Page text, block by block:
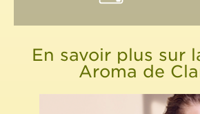
En savoir plus sur
Aroma de